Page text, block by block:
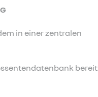
in einer zentralen
bereit